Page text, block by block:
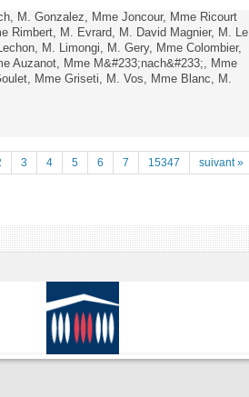
M. Gonzalez, Mme Joncour, Mme Ricourt
Rimbert, M. Evrard, M. David Magnier, M. Le
M. Limongi, M. Gery, Mme Colombier,
Auzanot, Mme M&#233;nach&#233;, Mme
Mme Griseti, M. Vos, Mme Blanc, M.
3 4 5 6 7 15347 suivant »